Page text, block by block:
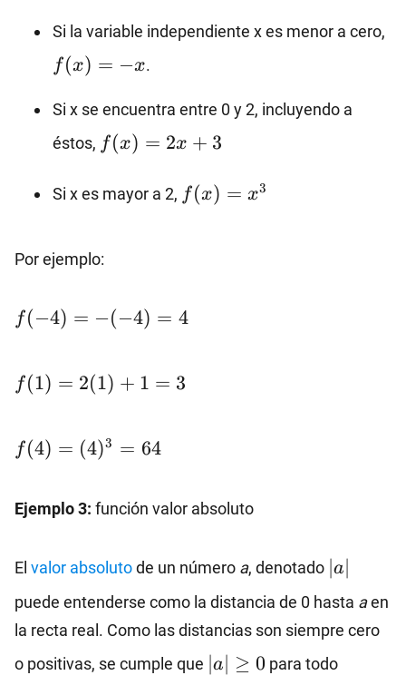
\text{si} \ x>2
\end{cases}
Si la variable independiente x es menor a cero,
f(x) = −x.
Si x se encuentra entre 0 y 2, incluyendo a
éstos, f(x)=2x+3
f(x) = 2x + 3
Si x es mayor a 2, f(x)=x^3
f(x) = x3
Por ejemplo:
f(-4)=-
(-4)=4
f(−4) = −(−4) = 4
f(1)=2(1)+1=3
f(1) = 2(1) + 1 = 3
f(4)=
(4)^3=64
f(4) = (4)3 = 64
Ejemplo 3: función valor absoluto
El valor absolutode un número a, denotado |a|
a
puede entenderse como la distancia de 0 hasta aen
la recta real. Como las distancias son siempre cero
o positivas, se cumple que |a|
≥0
a ≥ 0 para todo